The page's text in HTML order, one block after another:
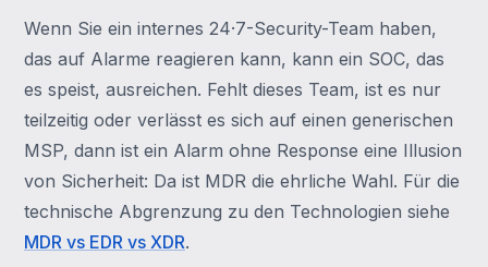
Wenn Sie ein internes 24·7-Security-Team haben,
das auf Alarme reagieren kann, kann ein SOC, das
es speist, ausreichen. Fehlt dieses Team, ist es nur
teilzeitig oder verlässt es sich auf einen generischen
MSP, dann ist ein Alarm ohne Response eine Illusion
von Sicherheit: Da ist MDR die ehrliche Wahl. Für die
technische Abgrenzung zu den Technologien siehe
MDR vs EDR vs XDR.